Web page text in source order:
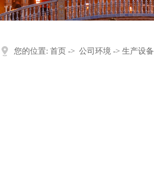
您的位置: 首页 -> 公司环境 -> 生产设备